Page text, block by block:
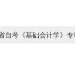
自考《基础会计学》